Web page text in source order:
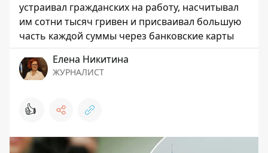
устраивал гражданских на работу, насчитывал
им сотни тысяч гривен и присваивал большую
часть каждой суммы через банковские карты
Елена Никитина
ЖУРНАЛИСТ
👍